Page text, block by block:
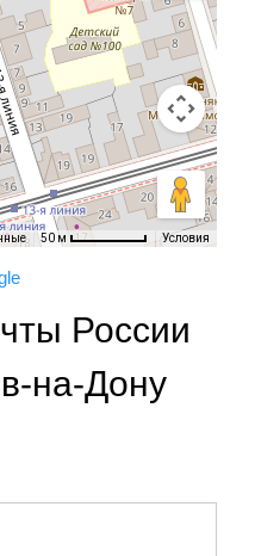
50 м Условия
России
на-Дону